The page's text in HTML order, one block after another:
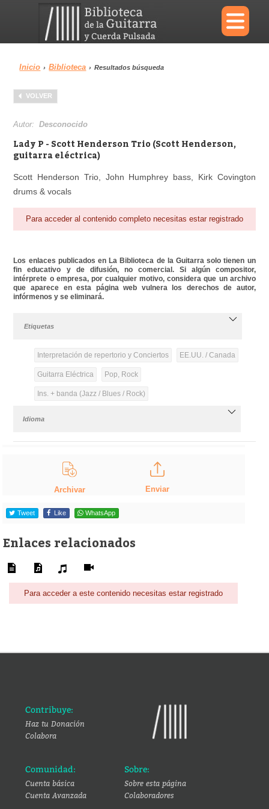
×
Menu
Biblioteca
Reproductor
Inicio › Biblioteca › Resultados búsqueda
VOLVER
Autor:Desconocido
Lady P - Scott Henderson Trio (Scott Henderson,
guitarra eléctrica)
Scott Henderson Trio, John Humphrey bass, Kirk Covington
drums & vocals
Para acceder al contenido completo necesitas estar registrado
Los enlaces publicados en La Biblioteca de la Guitarra solo tienen un
fin educativo y de difusión, no comercial. Si algún compositor,
intérprete o empresa, por cualquier motivo, considera que un archivo
que aparece en esta página web vulnera los derechos de autor,
infórmenos y se eliminará.
Etiquetas
Interpretación de repertorio y Conciertos EE.UU. / Canada
Guitarra Eléctrica Pop, Rock
Ins. + banda (Jazz / Blues / Rock)
Idioma
Archivar Enviar
Tweet Like WhatsApp
Enlaces relacionados
Para acceder a este contenido necesitas estar registrado
Contribuye:
Haz tu Donación
Colabora
Comunidad:
Cuenta básica
Cuenta Avanzada
Sobre:
Sobre esta página
Colaboradores